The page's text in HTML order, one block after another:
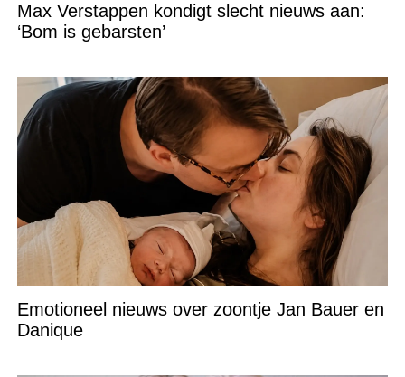
Max Verstappen kondigt slecht nieuws aan:
‘Bom is gebarsten’
Emotioneel nieuws over zoontje Jan Bauer en
Danique